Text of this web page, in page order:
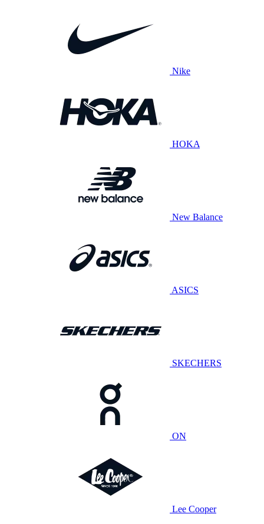
Nike
HOKA
New Balance
ASICS
SKECHERS
ON
Lee Cooper